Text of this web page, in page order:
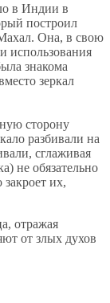
в Индии в
построил
Она, в свою
использования
знакома
зеркал
сторону
разбивали на
сглаживая
не обязательно
их,
отражая
от злых духов